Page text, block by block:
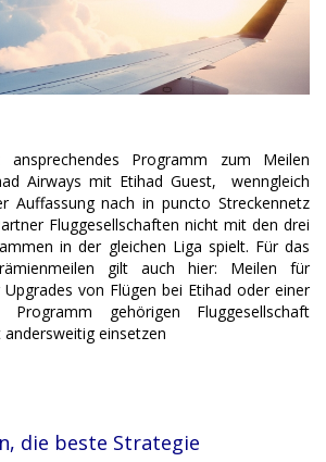
Programm zum Meilen
Airways mit Etihad Guest, wenngleich
Auffassung nach in puncto Streckennetz
Fluggesellschaften nicht mit den drei
in der gleichen Liga spielt. Für das
gilt auch hier: Meilen für
von Flügen bei Etihad oder einer
gehörigen Fluggesellschaft
einsetzen
die beste Strategie